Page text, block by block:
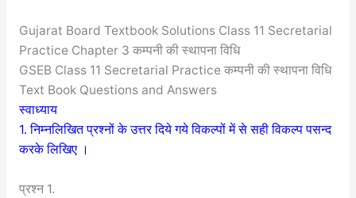
Gujarat Board Textbook Solutions Class 11 Secretarial
Practice Chapter 3 कम्पनी की स्थापना विधि
GSEB Class 11 Secretarial Practice कम्पनी की स्थापना विधि
Text Book Questions and Answers
स्वाध्याय
1. निम्नलिखित प्रश्नों के उत्तर दिये गये विकल्पों में से सही विकल्प पसन्द
करके लिखिए ।
प्रश्न 1.